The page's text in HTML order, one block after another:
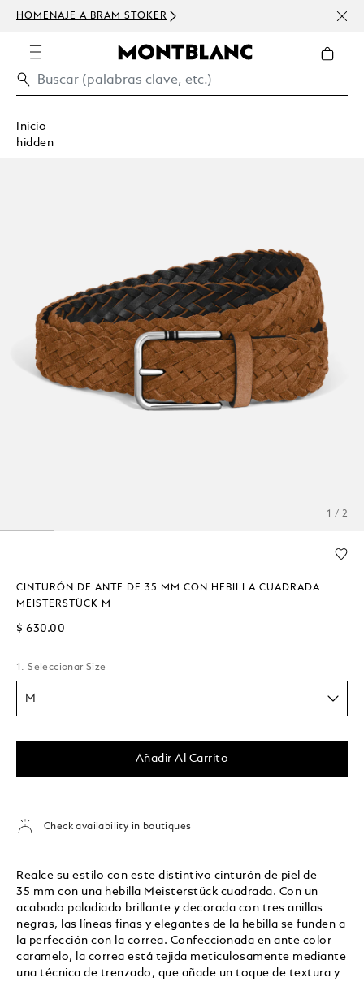
HOMENAJE A BRAM STOKER
USD
Inicio
hidden
1 / 2
CINTURÓN DE ANTE DE 35 MM CON HEBILLA CUADRADA
MEISTERSTÜCK M
$ 630.00
1. Seleccionar Size
M
Añadir Al Carrito
Check availability in boutiques
Realce su estilo con este distintivo cinturón de piel de
35 mm con una hebilla Meisterstück cuadrada. Con un
acabado paladiado brillante y decorada con tres anillas
negras, las líneas finas y elegantes de la hebilla se funden a
la perfección con la correa. Confeccionada en ante color
caramelo, la correa está tejida meticulosamente mediante
una técnica de trenzado, que añade un toque de textura y